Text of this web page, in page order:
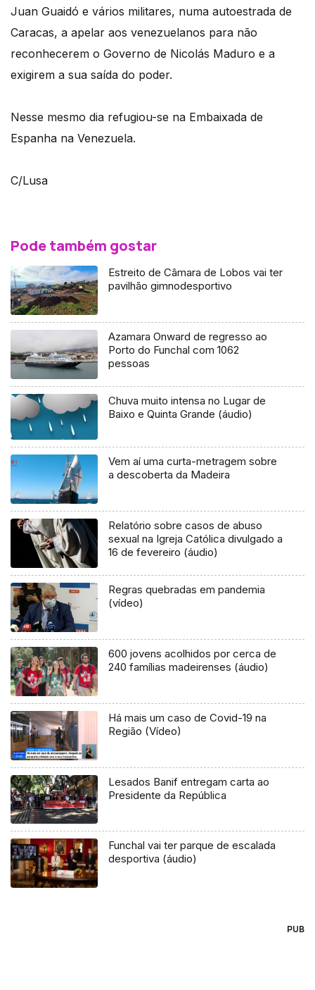
Juan Guaidó e vários militares, numa autoestrada de
Caracas, a apelar aos venezuelanos para não
reconhecerem o Governo de Nicolás Maduro e a
exigirem a sua saída do poder.
Nesse mesmo dia refugiou-se na Embaixada de
Espanha na Venezuela.
C/Lusa
Pode também gostar
Estreito de Câmara de Lobos vai ter
pavilhão gimnodesportivo
Azamara Onward de regresso ao
Porto do Funchal com 1062
pessoas
Chuva muito intensa no Lugar de
Baixo e Quinta Grande (áudio)
Vem aí uma curta-metragem sobre
a descoberta da Madeira
Relatório sobre casos de abuso
sexual na Igreja Católica divulgado a
16 de fevereiro (áudio)
Regras quebradas em pandemia
(vídeo)
600 jovens acolhidos por cerca de
240 famílias madeirenses (áudio)
Há mais um caso de Covid-19 na
Região (Vídeo)
Lesados Banif entregam carta ao
Presidente da República
Funchal vai ter parque de escalada
desportiva (áudio)
PUB